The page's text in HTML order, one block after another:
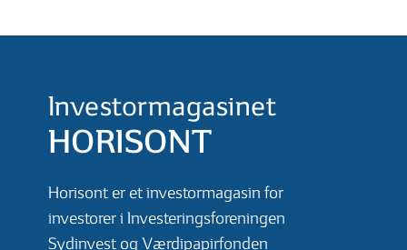
Investormagasinet
HORISONT
Horisont er et investormagasin for
investorer i Investeringsforeningen
Sydinvest og Værdipapirfonden